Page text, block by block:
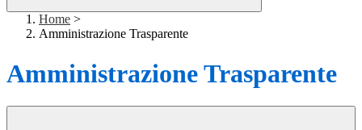
Home >
Amministrazione Trasparente
Amministrazione Trasparente